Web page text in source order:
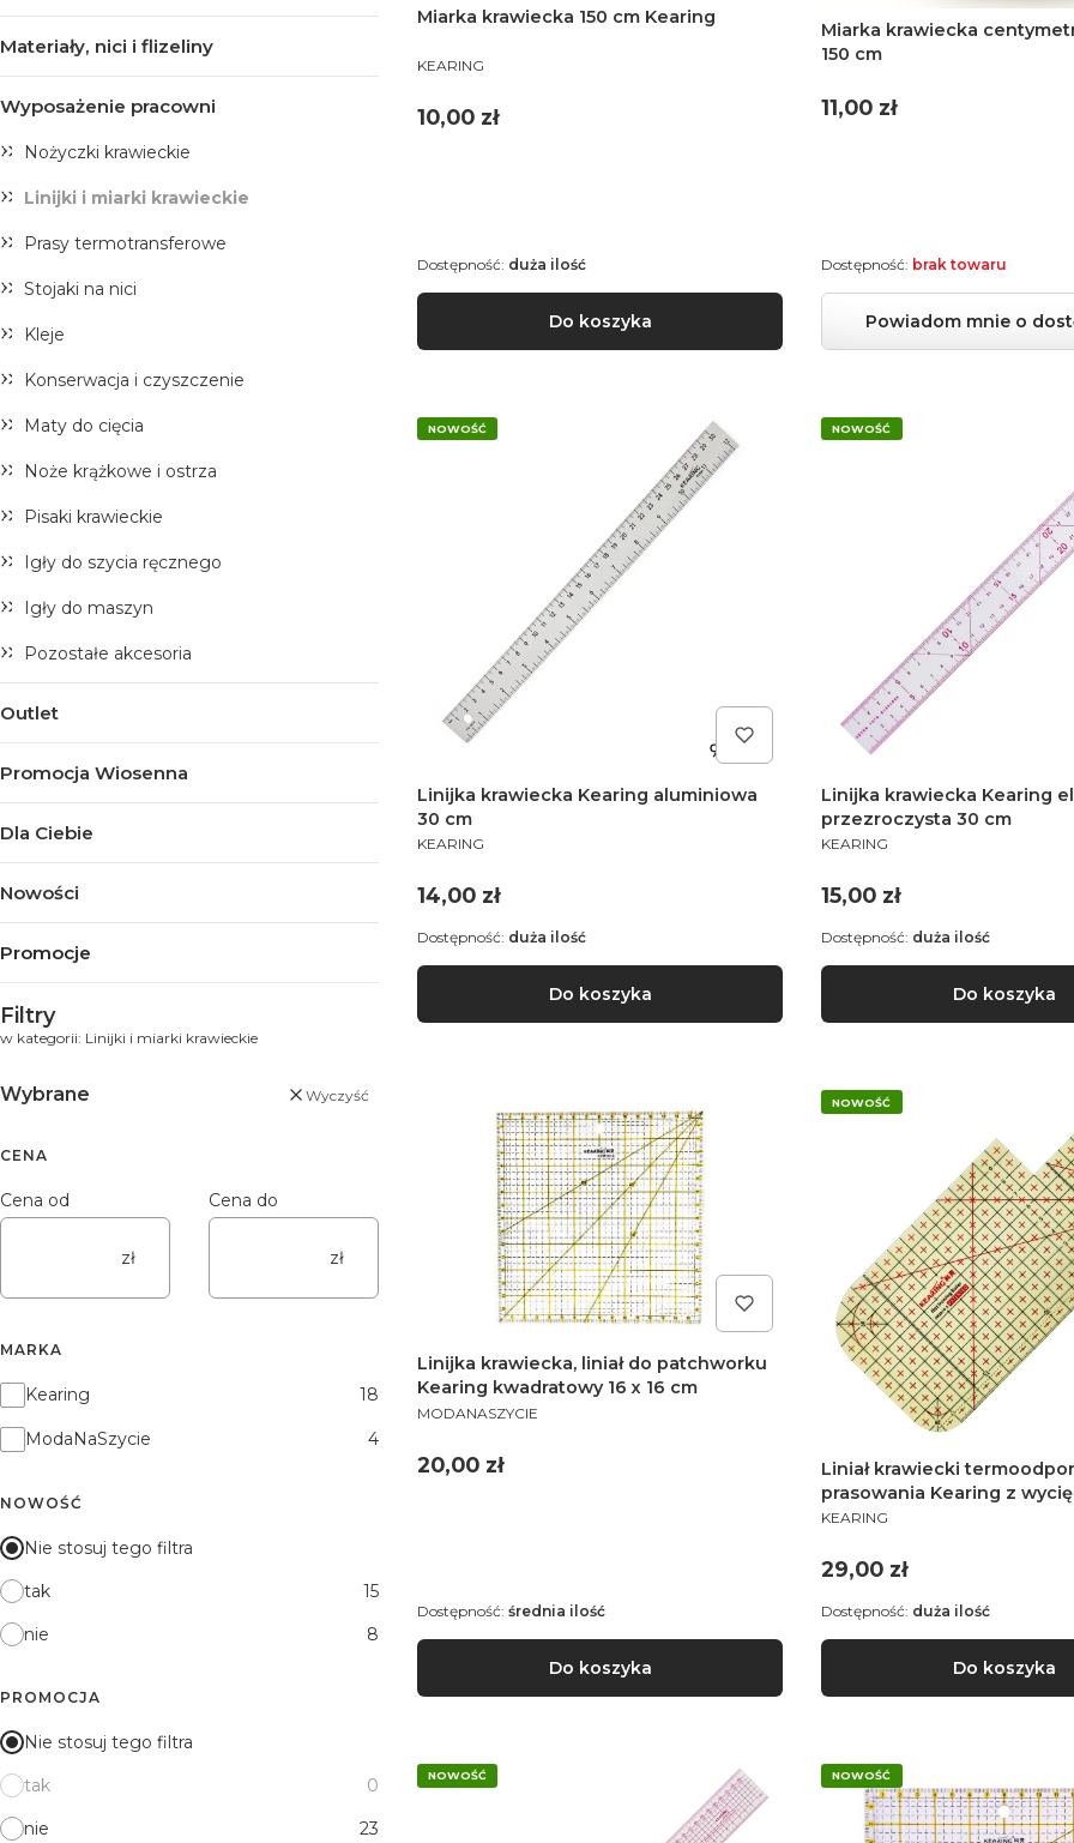
Materiały, nici i flizeliny
Wyposażenie pracowni
Nożyczki krawieckie
Linijki i miarki krawieckie
Prasy termotransferowe
Stojaki na nici
Kleje
Konserwacja i czyszczenie
Maty do cięcia
Noże krążkowe i ostrza
Pisaki krawieckie
Igły do szycia ręcznego
Igły do maszyn
Pozostałe akcesoria
Outlet
Promocja Wiosenna
Dla Ciebie
Nowości
Promocje
Filtry
w kategorii: Linijki i miarki krawieckie
Wybrane Wyczyść
CENA
Cena od
zł
Cena do
zł
MARKA
MarkaKearing 18
ModaNaSzycie 4
NOWOŚĆ
Nie stosuj tego filtra
tak
15
nie
8
PROMOCJA
Nie stosuj tego filtra
tak
0
nie
23
Miarka krawiecka 150 cm Kearing
PRODUCENT
KEARING
Cena
10,00 zł
Do koszyka
Dostępność: duża ilość
Miarka krawiecka
150 cm
Cena
11,00 zł
Powiadom mnie o
Dostępność: brak towaru
NOWOŚĆ
Linijka krawiecka Kearing aluminiowa
30 cm
PRODUCENT
KEARING
Cena
14,00 zł
Do koszyka
Dostępność: duża ilość
NOWOŚĆ
Linijka krawiecka Kearing
przezroczysta 30 cm
PRODUCENT
KEARING
Cena
15,00 zł
Do koszyka
Dostępność: duża ilość
Linijka krawiecka, liniał do patchworku
Kearing kwadratowy 16 x 16 cm
PRODUCENT
MODANASZYCIE
Cena
20,00 zł
Do koszyka
Dostępność: średnia ilość
NOWOŚĆ
Liniał krawiecki
prasowania Kearing z wycięciem 20 x 10
cm
PRODUCENT
KEARING
Cena
29,00 zł
Do koszyka
Dostępność: duża ilość
NOWOŚĆ NOWOŚĆ